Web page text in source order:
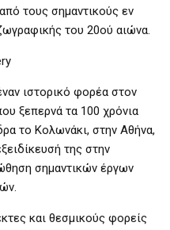
τους σημαντικούς εν
του 20ού αιώνα.
ιστορικό φορέα στον
ξεπερνά τα 100 χρόνια
το Κολωνάκι, στην Αθήνα,
της στην
σημαντικών έργων
και θεσμικούς φορείς